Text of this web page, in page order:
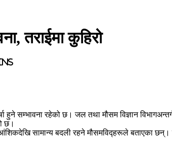
तराईमा कुहिरो
सम्भावना रहेको छ। जल तथा मौसम विज्ञान
छ।
सामान्य बदली रहने मौसमविद्हरूले बताएका छन्।